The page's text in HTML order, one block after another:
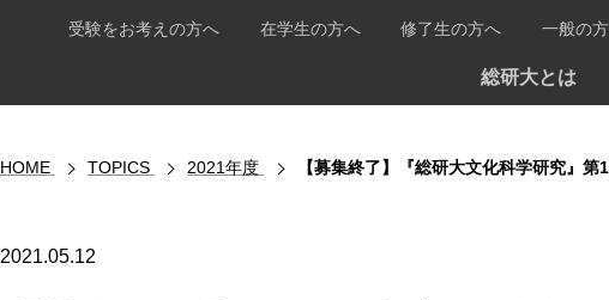
総研大とは
受験をお考えの方へ 在学生の方へ 修了生の方へ 一般の
HOME TOPICS 2021年度 【募集終了】『総研大文化科学研究』
2021.05.12